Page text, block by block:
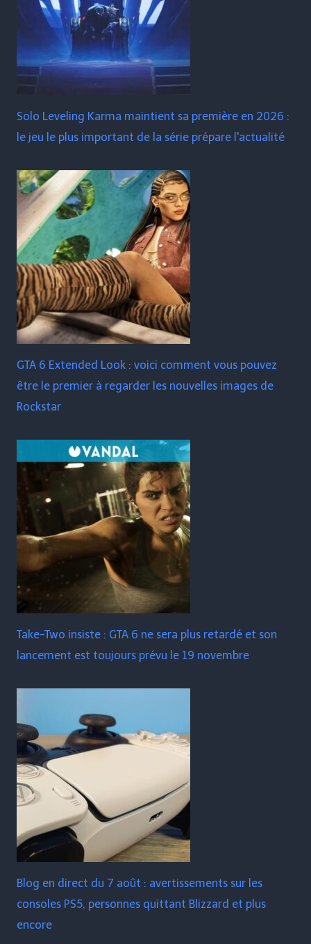
Solo Leveling Karma maintient sa première en 2026 :
le jeu le plus important de la série prépare l'actualité
GTA 6 Extended Look : voici comment vous pouvez
être le premier à regarder les nouvelles images de
Rockstar
Take-Two insiste : GTA 6 ne sera plus retardé et son
lancement est toujours prévu le 19 novembre
Blog en direct du 7 août : avertissements sur les
consoles PS5, personnes quittant Blizzard et plus
encore